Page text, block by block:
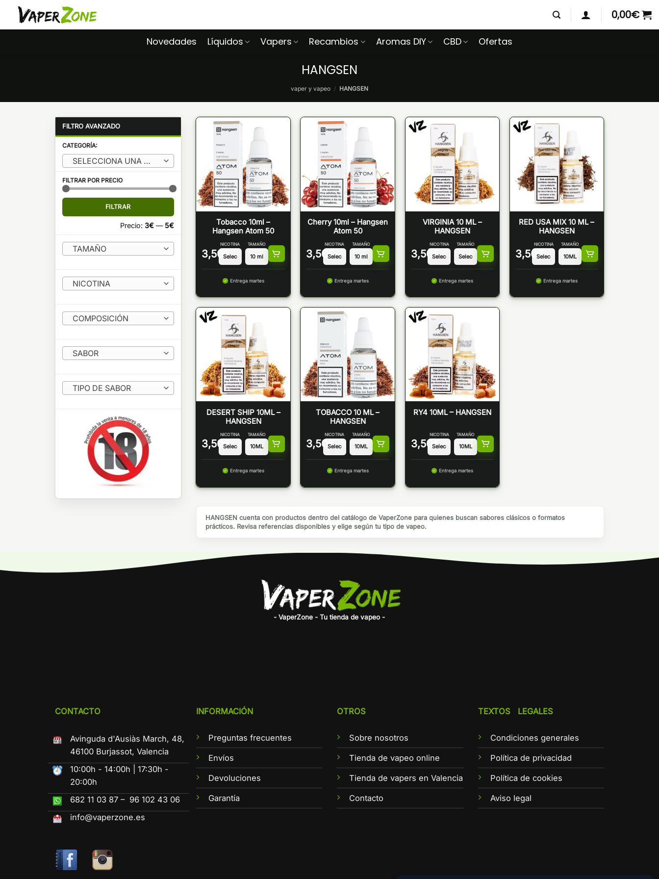
Saltar
contenido
0,00€
Novedades Líquidos Vapers Recambios Aromas DIY CBD Ofertas
HANGSEN
vaper y vapeo / HANGSEN
CATEGORÍA:
SELECCIONA UNA CATEGORÍA
FILTRAR POR PRECIO
Precio
Precio
FILTRAR
Precio: 3€— 5€
TAMAÑO
NICOTINA
COMPOSICIÓN
SABOR
TIPO DE SABOR
Tobacco 10ml –
Hangsen Atom 50
3,50€
NICOTINA TAMAÑO
Entrega martes
Cherry 10ml – Hangsen
Atom 50
3,50€
NICOTINA TAMAÑO
Entrega martes
VIRGINIA 10 ML –
HANGSEN
3,50€
NICOTINA TAMAÑO
Entrega martes
RED USA MIX 10 ML –
HANGSEN
3,50€
NICOTINA TAMAÑO
Entrega martes
DESERT SHIP 10ML –
HANGSEN
3,50€
NICOTINA TAMAÑO
Entrega martes
TOBACCO 10 ML –
HANGSEN
3,50€
NICOTINA TAMAÑO
Entrega martes
RY4 10ML – HANGSEN
3,50€
NICOTINA TAMAÑO
Entrega martes
HANGSEN cuenta con productos dentro del catálogo de VaperZone para quienes buscan sabores clásicos o formatos
prácticos. Revisa referencias disponibles y elige según tu tipo de vapeo.
- VaperZone - Tu tienda de vapeo -
CONTACTO
Avinguda d'Ausiàs March, 48,
46100 Burjassot, Valencia
10:00h - 14:00h | 17:30h -
20:00h
682 11 03 87 – 96 102 43 06
info@vaperzone.es
INFORMACIÓN
Preguntas frecuentes
Envíos
Devoluciones
Garantía
OTROS
Sobre nosotros
Tienda de vapeo online
Tienda de vapers en Valencia
Contacto
TEXTOS LEGALES
Condiciones generales
Política de privacidad
Política de cookies
Aviso legal